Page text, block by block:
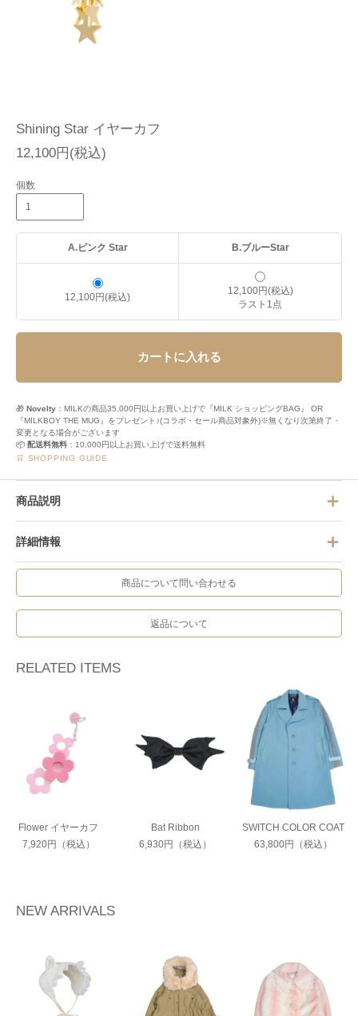
Shining Star イヤーカフ
12,100円(税込)
個数
A.ピンク Star B.ブルーStar
12,100円(税込)
12,100円(税込)
ラスト1点
カートに入れる
🎁 Novelty ：MILKの商品35,000円以上お買い上げで『MILK ショッピングBAG』 OR
『MILKBOY THE MUG』をプレゼント♪(コラボ・セール商品対象外)※無くなり次第終了・
変更となる場合がございます
📦 配送料無料 ：10,000円以上お買い上げで送料無料
🛒 SHOPPING GUIDE
商品説明
詳細情報
商品について問い合わせる
返品について
RELATED ITEMS
Flower イヤーカフ
7,920円（税込）
Bat Ribbon
6,930円（税込）
SWITCH COLOR COAT
63,800円（税込）
NEW ARRIVALS